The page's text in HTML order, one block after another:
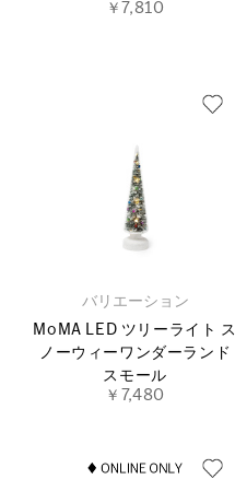
￥7,810
バリエーション
MoMA LED ツリーライト ス
ノーウィーワンダーランド
スモール
￥7,480